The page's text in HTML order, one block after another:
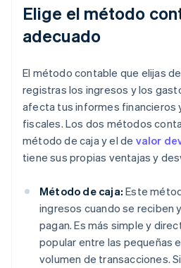
Elige el método
adecuado
El método contable que elijas
registras los ingresos y los
afecta tus informes financieros
fiscales. Los dos métodos
método de caja y el de valor
tiene sus propias ventajas y
Método de caja: Este
ingresos cuando se reciben
pagan. Es más simple y
popular entre las pequeñas
volumen de transacciones.